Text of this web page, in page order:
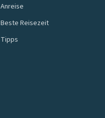
Anreise
Beste Reisezeit
Tipps